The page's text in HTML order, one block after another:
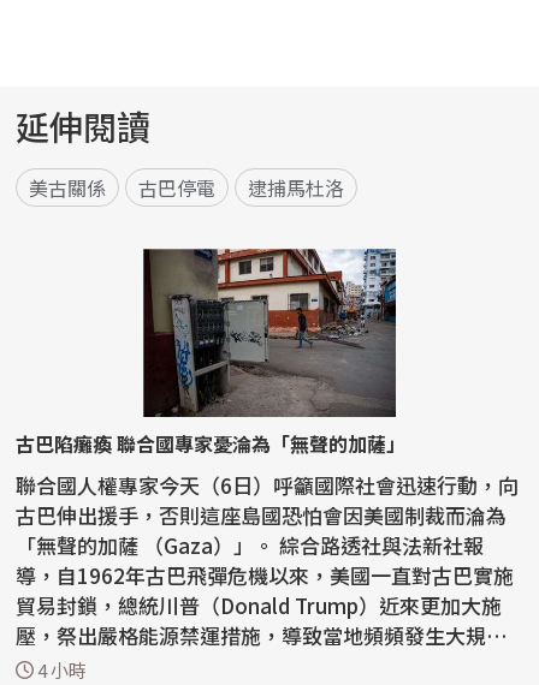
延伸閱讀
美古關係 古巴停電 逮捕馬杜洛
古巴陷癱瘓 聯合國專家憂淪為「無聲的加薩」
聯合國人權專家今天（6日）呼籲國際社會迅速行動，向
古巴伸出援手，否則這座島國恐怕會因美國制裁而淪為
「無聲的加薩 （Gaza）」。 綜合路透社與法新社報
導，自1962年古巴飛彈危機以來，美國一直對古巴實施
貿易封鎖，總統川普（Donald Trump）近來更加大施
壓，祭出嚴格能源禁運措施，導致當地頻頻發生大規模
停電，...
4 小時